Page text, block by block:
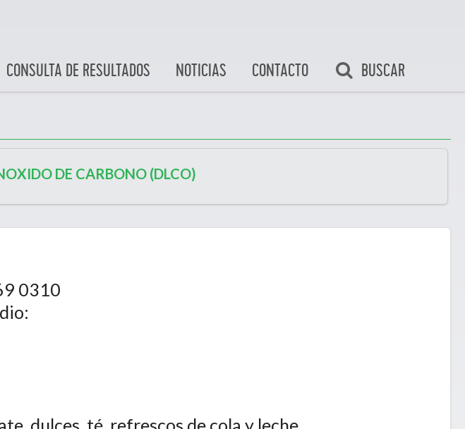
CONSULTA DE RESULTADOS NOTICIAS CONTACTO BUSCAR
DE CARBONO (DLCO)
0310
dulces, té, refrescos de cola y leche.